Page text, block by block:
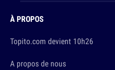
À PROPOS
Topito.com devient 10h26
A propos de nous